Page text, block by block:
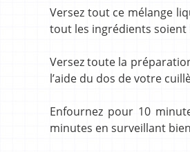
Versez tout ce mélange
tout les ingrédients soient
Versez toute la
l’aide du dos de votre
Enfournez pour 10
minutes en surveillant